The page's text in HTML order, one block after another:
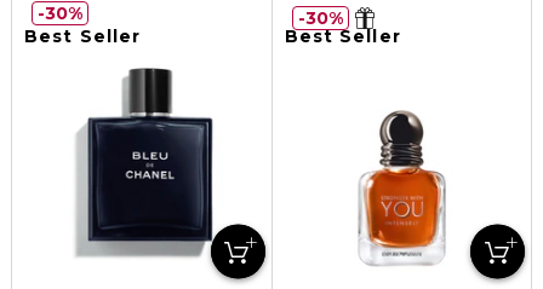
Best Seller
30%
Best Seller
30%